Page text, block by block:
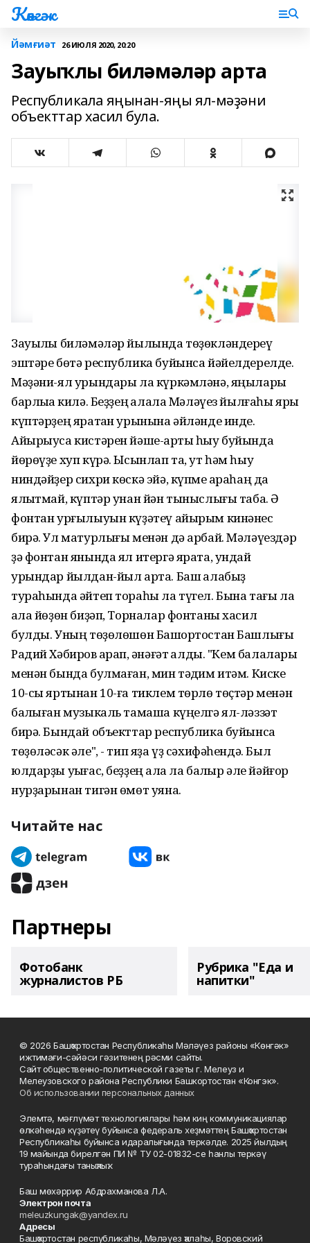
Көнгәк
Йәмғиәт 26 ИЮЛЯ 2020, 20:20
Зауыҡлы биләмәләр арта
Республикала яңынан-яңы ял-мәҙәни
объекттар хасил була.
Зауыҡлы биләмәләр йылында төҙөкләндереү
эштәре бөтә республика буйынса йәйелдерелде.
Мәҙәни-ял урындары ла күркәмләнә, яңылары
барлыҡҡа килә. Беҙҙең ҡалала Мәләүез йылғаһы яры
күптәрҙең яратҡан урынына әйләнде инде.
Айырыуса кистәрен йәше-ҡарты һыу буйында
йөрөүҙе хуп күрә. Ысынлап та, ут һәм һыу
ниндәйҙер сихри көскә эйә, күпме ҡараһаң да
ялҡытмай, күптәр унан йән тыныслығы таба. Ә
фонтан урғылыуын күҙәтеү айырым кинәнес
бирә. Ул матурлығы менән дә арбай. Мәләүездәр
ҙә фонтан янында ял итергә ярата, ундай
урындар йылдан-йыл арта. Баш ҡалабыҙ
тураһында әйтеп тораһы ла түгел. Бына тағы ла
ҡала йөҙөн биҙәп, Торналар фонтаны хасил
булды. Уның төҙөлөшөн Башҡортостан Башлығы
Радий Хәбиров ҡарап, ҡәнәғәт ҡалды. "Кем балалары
менән бында булмаған, мин тәҡдим итәм. Киске
10-сы яртынан 10-ға тиклем төрлө төҫтәр менән
балҡыған музыкаль тамаша күңелгә ял-ләззәт
бирә. Бындай объекттар республика буйынса
төҙөләсәк әле", - тип яҙа үҙ сәхифәһендә. Был
юлдарҙы уҡығас, беҙҙең ҡала ла балҡыр әле йәйғор
нурҙарынан тигән өмөт уяна.
Читайте нас
Партнеры
Фотобанк
журналистов РБ
Рубрика "Еда и
напитки"
© 2026 Башҡортостан Республикаһы Мәләүез районы «Көнгәк»
ижтимағи-сәйәси гәзитенең рәсми сайты.
Сайт общественно-политической газеты г. Мелеуз и
Мелеузовского района Республики Башкортостан «Конгэк».
Об использовании персональных данных
Элемтә, мәғлүмәт технологиялары һәм киң коммуникациялар
өлкәһендә күҙәтеү буйынса федераль хеҙмәттең Башҡортостан
Республикаһы буйынса идаралығында теркәлде. 2025 йылдың
19 майында бирелгән ПИ № ТУ 02-01832-се һанлы теркәү
тураһындағы таныҡлыҡ.
Баш мөхәррир Абдрахманова Л.А.
Электрон почта
meleuzkungak@yandex.ru
Адресы
Башҡортостан республикаһы, Мәләүез ҡалаһы, Воровский